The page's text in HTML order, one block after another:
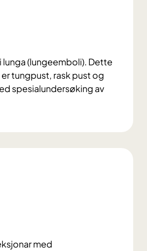
(lungeemboli). Dette
tungpust, rask pust og
spesialundersøking av
med